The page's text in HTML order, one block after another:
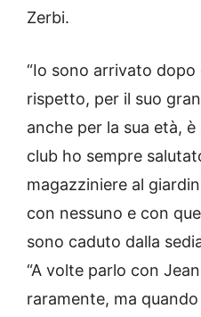
Zerbi.
“Io sono arrivato dopo
rispetto, per il suo
anche per la sua età,
club ho sempre
magazziniere al
con nessuno e con
sono caduto dalla
“A volte parlo con
raramente, ma